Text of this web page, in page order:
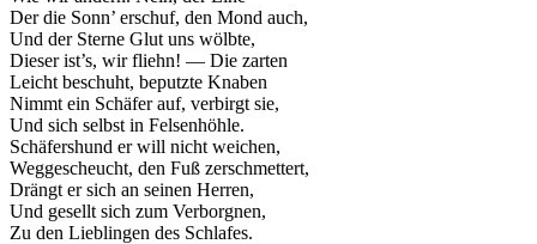
Der die Sonn’ erschuf, den Mond auch,
Und der Sterne Glut uns wölbte,
Dieser ist’s, wir fliehn! — Die zarten
Leicht beschuht, beputzte Knaben
Nimmt ein Schäfer auf, verbirgt sie,
Und sich selbst in Felsenhöhle.
Schäfershund er will nicht weichen,
Weggescheucht, den Fuß zerschmettert,
Drängt er sich an seinen Herren,
Und gesellt sich zum Verborgnen,
Zu den Lieblingen des Schlafes.